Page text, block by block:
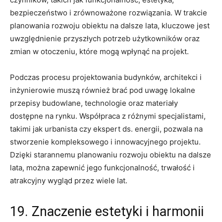
bezpieczeństwo i zrównoważone rozwiązania. W‍ trakcie
planowania​ rozwoju obiektu⁤ na ⁢dalsze ⁣lata, kluczowe jest
uwzględnienie‌ przyszłych potrzeb użytkowników oraz
zmian w otoczeniu, ​które mogą wpłynąć na projekt.
Podczas procesu projektowania budynków,​ architekci i
⁣inżynierowie ⁤muszą również⁣ brać ‍pod uwagę lokalne
przepisy‍ budowlane, technologie ‌oraz materiały‍
dostępne ‌na ‌rynku.‌ Współpraca z różnymi ​specjalistami, ​
takimi jak urbanista czy ekspert ds. energii, pozwala na
⁢stworzenie kompleksowego⁤ i ​innowacyjnego ‌projektu.
Dzięki starannemu planowaniu rozwoju‌ obiektu na dalsze
lata, można ⁣zapewnić jego​ funkcjonalność,⁣ trwałość ⁢i
atrakcyjny wygląd przez wiele‌ lat.
19. ⁣Znaczenie estetyki i⁤ harmonii